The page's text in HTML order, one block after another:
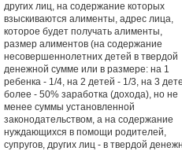
других лиц, на содержание которых
взыскиваются алименты, адрес лица,
которое будет получать алименты,
размер алиментов (на содержание
несовершеннолетних детей в твердой
денежной сумме или в размере: на 1
ребенка - 1/4, на 2 детей - 1/3, на 3
более - 50% заработка (дохода), но не
менее суммы установленной
законодательством, а на содержание
нуждающихся в помощи родителей,
супругов, других лиц - в твердой